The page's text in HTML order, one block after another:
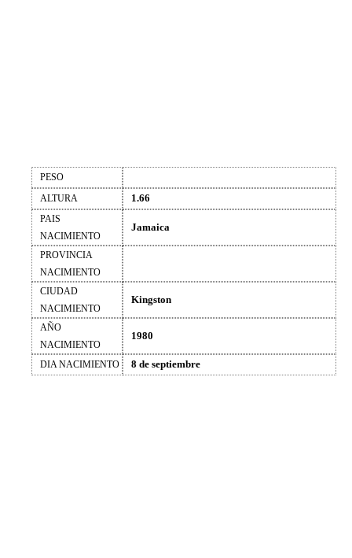
PESO
ALTURA
1.66
PAIS
NACIMIENTO
Jamaica
PROVINCIA
NACIMIENTO
CIUDAD
NACIMIENTO
Kingston
AÑO
NACIMIENTO
1980
DIA NACIMIENTO 8 de septiembre